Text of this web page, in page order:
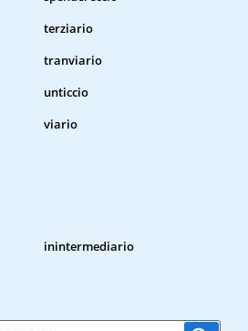
terziario
tranviario
unticcio
viario
inintermediario